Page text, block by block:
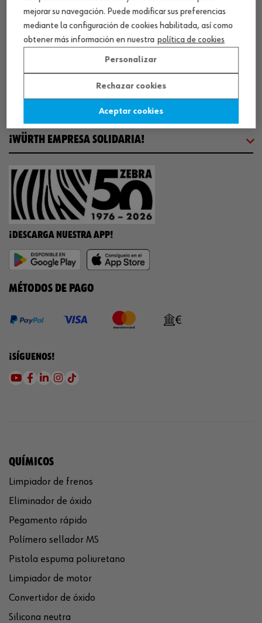
COMUNICACIÓN
NUESTROS CERTIFICADOS
¡WÜRTH EMPRESA SOLIDARIA!
¡DESCARGA NUESTRA APP!
MÉTODOS DE PAGO
¡SÍGUENOS!
QUÍMICOS
Limpiador de frenos
Eliminador de óxido
Pegamento rápido
Polímero sellador MS
Pistola espuma poliuretano
Limpiador de motor
Convertidor de óxido
Silicona neutra
mejorar su navegación. Puede modificar sus preferencias
mediante la configuración de cookies habilitada, así como
obtener más información en nuestra política de cookies
Personalizar
Rechazar cookies
Aceptar cookies